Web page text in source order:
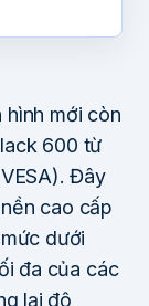
hình mới còn
600 từ
Đây
cao cấp
dưới
đa của các
lại độ